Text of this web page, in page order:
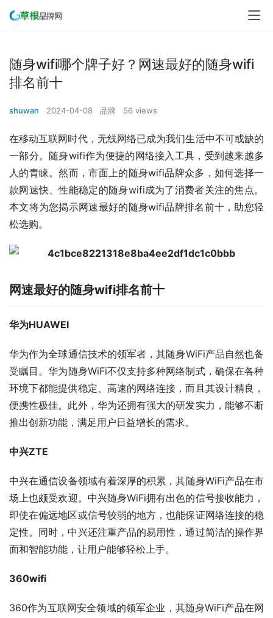
随身wifi哪个牌子好？网速最好的随身wifi
排名前十
shuwan 2024-04-08 品牌 56 views
在移动互联网时代，无线网络已成为我们生活中不可或缺的
一部分。随身wifi作为便捷的网络接入工具，受到越来越多
人的青睐。然而，市面上的随身wifi品牌众多，如何选择一
款网速快、性能稳定的随身wifi成为了消费者关注的焦点。
本文将为您揭示网速最好的随身wifi品牌排名前十，助您轻
松选购。
网速最好的随身wifi排名前十
华为HUAWEI
华为作为全球通信技术的领军者，其随身WiFi产品自然也备
受瞩目。华为随身WiFi不仅支持多种网络制式，确保在各种
环境下都能提供稳定、高速的网络连接，而且其设计精良，
便携性极佳。此外，华为还拥有强大的研发实力，能够不断
推出创新功能，满足用户日益增长的需求。
中兴ZTE
中兴在通信设备领域有着深厚的积累，其随身WiFi产品在市
场上也颇受欢迎。中兴随身WiFi拥有出色的信号接收能力，
即使在偏远地区或信号较弱的地方，也能保证网络连接的稳
定性。同时，中兴还注重产品的易用性，通过简洁的操作界
面和智能功能，让用户能够轻松上手。
360wifi
360作为互联网安全领域的领军企业，其随身WiFi产品在网